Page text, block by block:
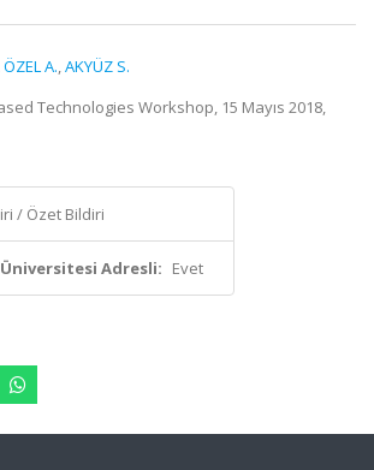
ÖZEL A.,AKYÜZ S.
Technologies Workshop, 15 Mayıs 2018,
/ Özet Bildiri
Adresli: Evet